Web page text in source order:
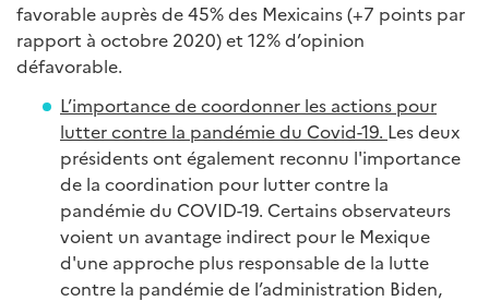
favorable auprès de 45% des Mexicains (+7 points par
rapport à octobre 2020) et 12% d’opinion
défavorable.
L’importance de coordonner les actions pour
lutter contre la pandémie du Covid-19. Les deux
présidents ont également reconnu l'importance
de la coordination pour lutter contre la
pandémie du COVID-19. Certains observateurs
voient un avantage indirect pour le Mexique
d'une approche plus responsable de la lutte
contre la pandémie de l’administration Biden,